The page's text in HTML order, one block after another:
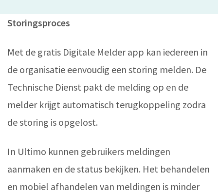
Storingsproces
Met de gratis Digitale Melder app kan iedereen in
de organisatie eenvoudig een storing melden. De
Technische Dienst pakt de melding op en de
melder krijgt automatisch terugkoppeling zodra
de storing is opgelost.
In Ultimo kunnen gebruikers meldingen
aanmaken en de status bekijken. Het behandelen
en mobiel afhandelen van meldingen is minder